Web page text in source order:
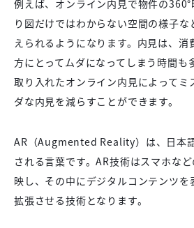
例えば、オンライン内見で物件の
り図だけではわからない空間の様子な
えられるようになります。内見は、消
方にとってムダになってしまう時間も
取り入れたオンライン内見によってミ
ダな内見を減らすことができます。
AR（Augmented Reality）は、日本
される言葉です。AR技術はスマホな
映し、その中にデジタルコンテンツを
拡張させる技術となります。